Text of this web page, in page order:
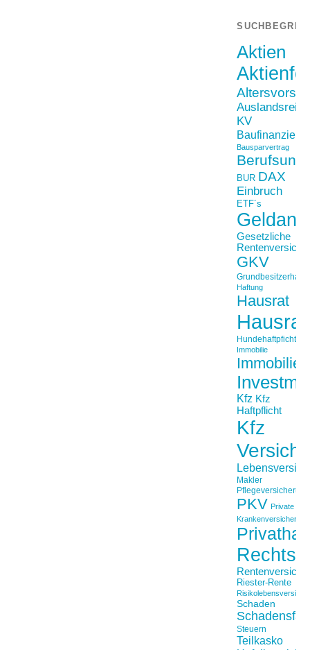
Aktien
Auslandsreise
KV
Bausparvertrag
BUR DAX
Einbruch
ETF´s
Gesetzliche
GKV
Haftung
Hausrat
Hundehaftpficht
Immobilie
Kfz Kfz
Haftpflicht
Kfz
Makler
Pflegeversicherung
PKV Private
Krankenversicherung
Riester-Rente
Schaden
Steuern
Teilkasko